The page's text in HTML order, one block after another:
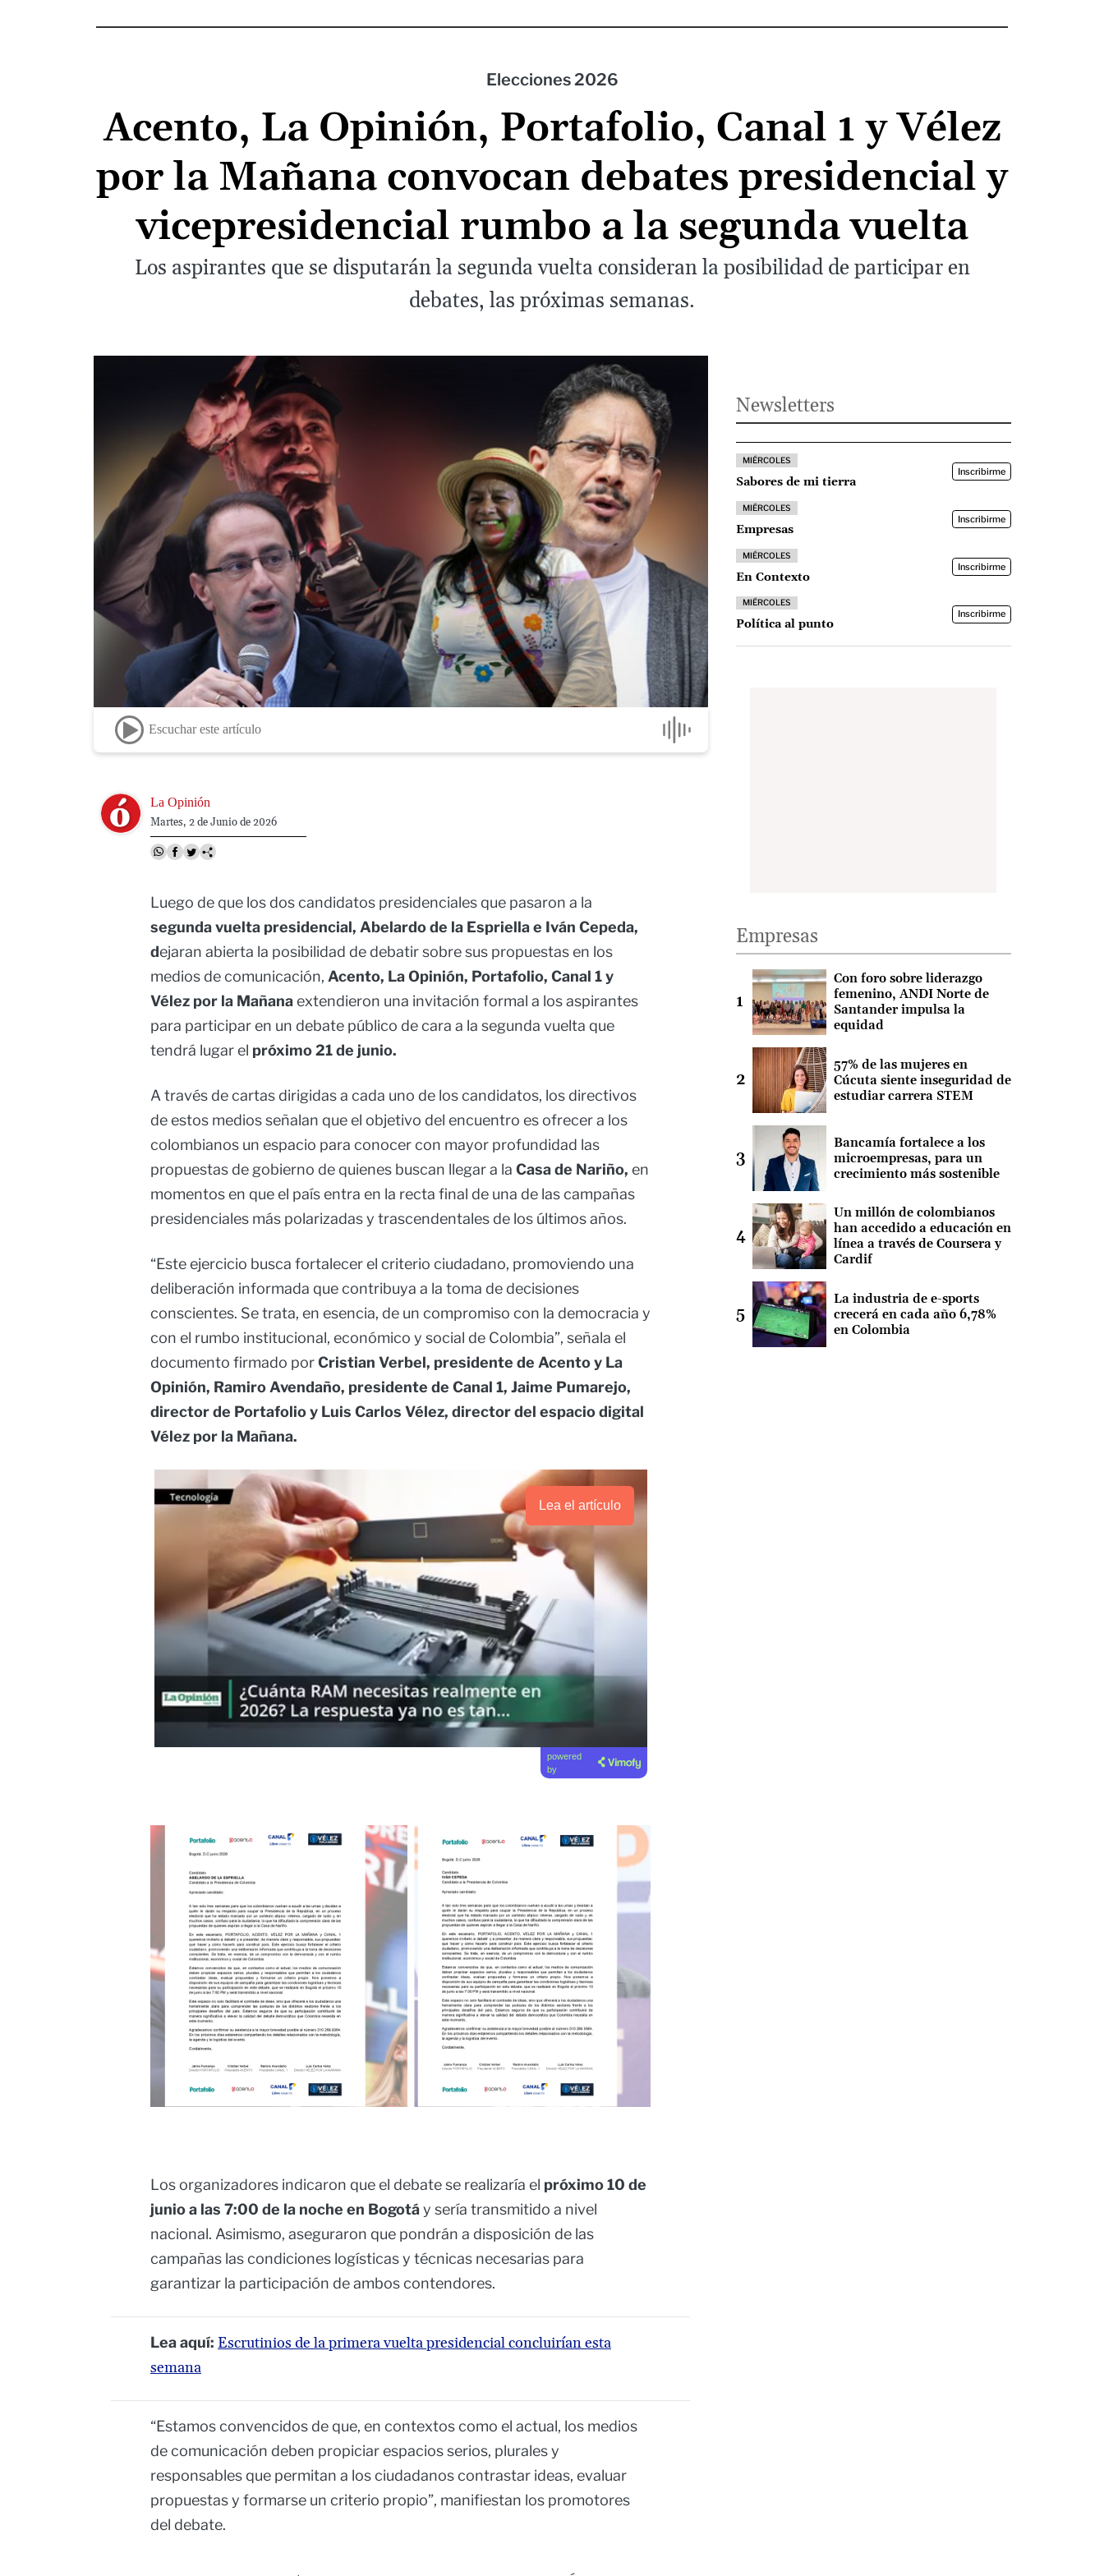
Elecciones 2026
Acento, La Opinión, Portafolio, Canal 1 y Vélez
por la Mañana convocan debates presidencial y
vicepresidencial rumbo a la segunda vuelta
Los aspirantes que se disputarán la segunda vuelta consideran la posibilidad de participar en
debates, las próximas semanas.
Escuchar este artículo
Image La Opinión
Martes, 2 de Junio de 2026
Luego de que los dos candidatos presidenciales que pasaron a la
segunda vuelta presidencial, Abelardo de la Espriella e Iván Cepeda,
dejaran abierta la posibilidad de debatir sobre sus propuestas en los
medios de comunicación, Acento, La Opinión, Portafolio, Canal 1 y
Vélez por la Mañanaextendieron una invitación formal a los aspirantes
para participar en un debate público de cara a la segunda vuelta que
tendrá lugar el próximo 21 de junio.
A través de cartas dirigidas a cada uno de los candidatos, los directivos
de estos medios señalan que el objetivo del encuentro es ofrecer a los
colombianos un espacio para conocer con mayor profundidad las
propuestas de gobierno de quienes buscan llegar a la Casa de Nariño, en
momentos en que el país entra en la recta final de una de las campañas
presidenciales más polarizadas y trascendentales de los últimos años.
“Este ejercicio busca fortalecer el criterio ciudadano, promoviendo una
deliberación informada que contribuya a la toma de decisiones
conscientes. Se trata, en esencia, de un compromiso con la democracia y
con el rumbo institucional, económico y social de Colombia”, señala el
documento firmado porCristian Verbel, presidente de Acento y La
Opinión, Ramiro Avendaño, presidente de Canal 1, Jaime Pumarejo,
director de Portafolio y Luis Carlos Vélez, director del espacio digital
Vélez por la Mañana.
Lea el artículo
powered
by
Los organizadores indicaron que el debate se realizaría el próximo 10 de
junio a las 7:00 de la noche en Bogotáy sería transmitido a nivel
nacional. Asimismo, aseguraron que pondrán a disposición de las
campañas las condiciones logísticas y técnicas necesarias para
garantizar la participación de ambos contendores.
Lea aquí: Escrutinios de la primera vuelta presidencial concluirían esta
semana
“Estamos convencidos de que, en contextos como el actual, los medios
de comunicación deben propiciar espacios serios, plurales y
responsables que permitan a los ciudadanos contrastar ideas, evaluar
propuestas y formarse un criterio propio”, manifiestan los promotores
del debate.
Newsletters
MIÉRCOLES
Sabores de mi tierra
Inscribirme
MIÉRCOLES
Empresas
Inscribirme
MIÉRCOLES
En Contexto
Inscribirme
MIÉRCOLES
Política al punto
Inscribirme
Empresas
Con foro sobre liderazgo
femenino, ANDI Norte de
Santander impulsa la
equidad
57% de las mujeres en
Cúcuta siente inseguridad de
estudiar carrera STEM
Bancamía fortalece a los
microempresas, para un
crecimiento más sostenible
Un millón de colombianos
han accedido a educación en
línea a través de Coursera y
Cardif
La industria de e-sports
crecerá en cada año 6,78%
en Colombia